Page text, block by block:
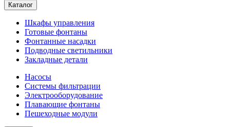
Каталог
Шкафы управления
Готовые фонтаны
Фонтанные насадки
Подводные светильники
Закладные детали
Насосы
Системы фильтрации
Электрооборудование
Плавающие фонтаны
Пешеходные модули